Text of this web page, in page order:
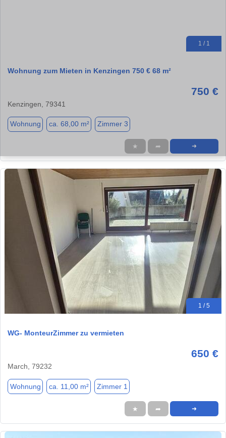
1 / 1
Wohnung zum Mieten in Kenzingen 750 € 68 m²
750 €
Kenzingen, 79341
Wohnung ca. 68,00 m² Zimmer 3
★ ➦ ➜
1 / 5
WG- MonteurZimmer zu vermieten
650 €
March, 79232
Wohnung ca. 11,00 m² Zimmer 1
★ ➦ ➜